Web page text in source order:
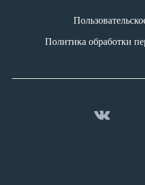
Политика обработки